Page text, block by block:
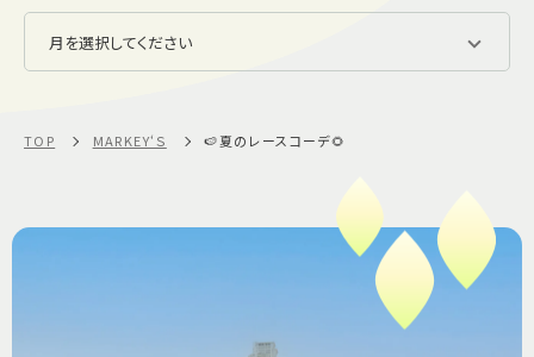
TOP MARKEY‘Ｓ 🍉夏のレースコーデ🌻